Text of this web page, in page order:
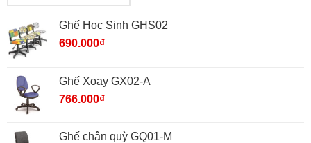
Ghế Học Sinh GHS02
690.000₫
Ghế Xoay GX02-A
766.000₫
Ghế chân quỳ GQ01-M